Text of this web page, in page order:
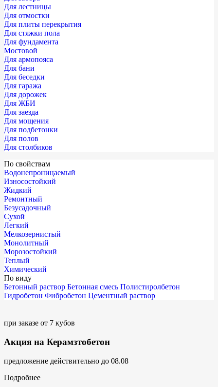
Для лестницы
Для отмостки
Для плиты перекрытия
Для стяжки пола
Для фундамента
Мостовой
Для армопояса
Для бани
Для беседки
Для гаража
Для дорожек
Для ЖБИ
Для заезда
Для мощения
Для подбетонки
Для полов
Для столбиков
По свойствам
Водонепроницаемый
Износостойкий
Жидкий
Ремонтный
Безусадочный
Сухой
Легкий
Мелкозернистый
Монолитный
Морозостойкий
Теплый
Химический
По виду
Бетонный раствор Бетонная смесь Полистиролбетон
Гидробетон Фибробетон Цементный раствор
при заказе от 7 кубов
Акция на Керамзтобетон
предложение действительно до 08.08
Подробнее